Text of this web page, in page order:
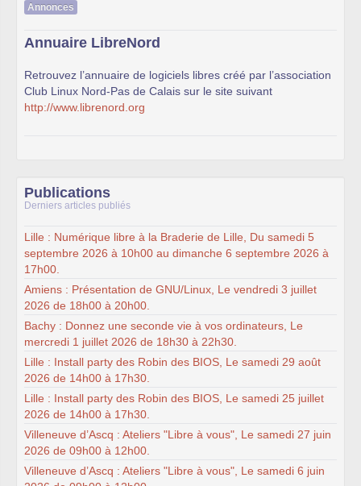
Annonces
Annuaire LibreNord
Retrouvez l’annuaire de logiciels libres créé par l’association
Club Linux Nord-Pas de Calais sur le site suivant
http://www.librenord.org
Publications
Derniers articles publiés
Lille : Numérique libre à la Braderie de Lille, Du samedi 5
septembre 2026 à 10h00 au dimanche 6 septembre 2026 à
17h00.
Amiens : Présentation de GNU/Linux, Le vendredi 3 juillet
2026 de 18h00 à 20h00.
Bachy : Donnez une seconde vie à vos ordinateurs, Le
mercredi 1 juillet 2026 de 18h30 à 22h30.
Lille : Install party des Robin des BIOS, Le samedi 29 août
2026 de 14h00 à 17h30.
Lille : Install party des Robin des BIOS, Le samedi 25 juillet
2026 de 14h00 à 17h30.
Villeneuve d’Ascq : Ateliers "Libre à vous", Le samedi 27 juin
2026 de 09h00 à 12h00.
Villeneuve d’Ascq : Ateliers "Libre à vous", Le samedi 6 juin